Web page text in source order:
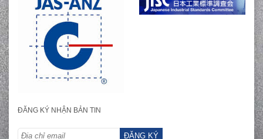
ĐĂNG KÝ NHẬN BẢN TIN
ĐĂNG KÝ